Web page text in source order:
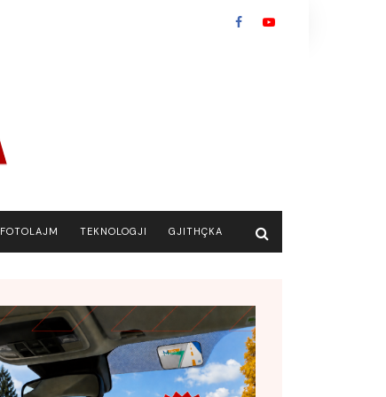
FOTOLAJM TEKNOLOGJI GJITHÇKA